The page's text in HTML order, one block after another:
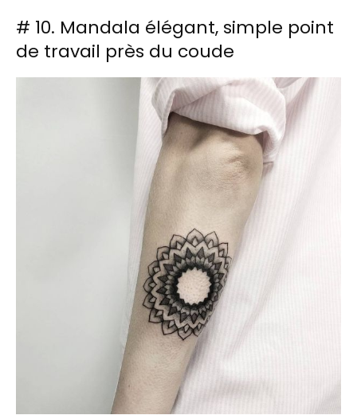
# 10. Mandala élégant, simple point
de travail près du coude